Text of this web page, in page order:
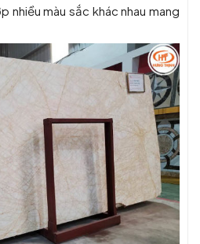
nhiều màu sắc khác nhau mang